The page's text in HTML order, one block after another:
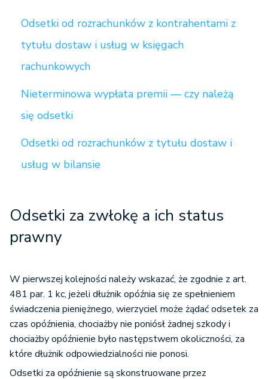
Odsetki od rozrachunków z kontrahentami z
tytułu dostaw i usług w księgach
rachunkowych
Nieterminowa wypłata premii — czy należą
się odsetki
Odsetki od rozrachunków z tytułu dostaw i
usług w bilansie
Odsetki za zwłokę a ich status
prawny
W pierwszej kolejności należy wskazać, że zgodnie z art.
481 par. 1 kc, jeżeli dłużnik opóźnia się ze spełnieniem
świadczenia pieniężnego, wierzyciel może żądać odsetek za
czas opóźnienia, chociażby nie poniósł żadnej szkody i
chociażby opóźnienie było następstwem okoliczności, za
które dłużnik odpowiedzialności nie ponosi.
Odsetki za opóźnienie są skonstruowane przez